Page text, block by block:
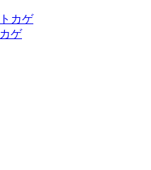
ゲ